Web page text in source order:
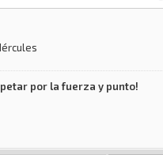
por la fuerza y punto!